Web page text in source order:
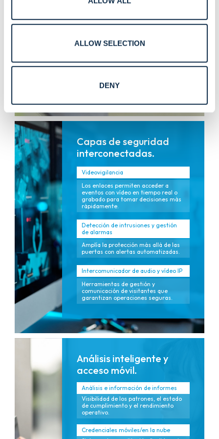
ALLOW SELECTION
DENY
Programas de identidad física y
supervisión.
Opciones de verificación modernas
complicaciones.
Capas de seguridad
interconectadas.
Videovigilancia
Los enlaces permiten acceder a
eventos con vídeo en tiempo real o
grabado para tomar decisiones más
rápidamente.
Detección de intrusiones y gestión
de alarmas
Amplía la protección más allá de las
puertas con alertas automatizadas.
Intercomunicador de audio y vídeo IP
Herramientas de gestión y
comunicación de visitantes que
garantizan operaciones seguras.
Análisis inteligente y
acceso móvil.
Análisis e información de informes
Visibilidad de los patrones, el estado
de cumplimiento y el rendimiento
operativo.
Credenciales móviles/en la nube